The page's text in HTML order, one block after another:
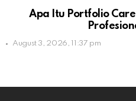
Apa Itu Portfolio
August 3, 2026, 11:37 pm